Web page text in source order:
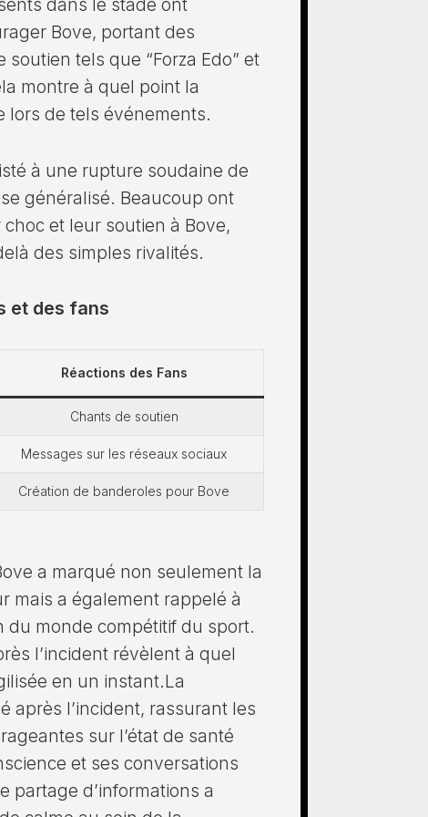
dans le stade ont
Bove, portant des
tels que “Forza Edo” et
montre à quel point la
lors de tels événements.
à une rupture soudaine de
généralisé. Beaucoup ont
et leur soutien à Bove,
des simples rivalités.
et des fans
Réactions des Fans
Chants de soutien
Messages sur les réseaux sociaux
Création de banderoles pour Bove
a marqué non seulement la
mais a également rappelé à
du monde compétitif du sport.
l’incident révèlent à quel
en un instant.La
après l’incident, rassurant les
sur l’état de santé
et ses conversations
partage d’informations a